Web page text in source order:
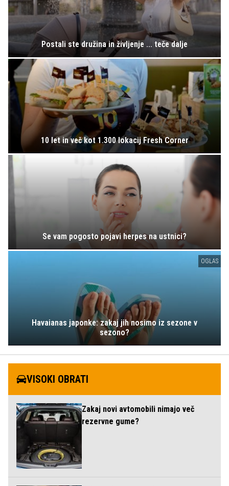
Postali ste družina in življenje ... teče dalje
10 let in več kot 1.300 lokacij Fresh Corner
Se vam pogosto pojavi herpes na ustnici?
OGLAS
Havaianas japonke: zakaj jih nosimo iz sezone v
sezono?
VISOKI OBRATI
Zakaj novi avtomobili nimajo več
rezervne gume?